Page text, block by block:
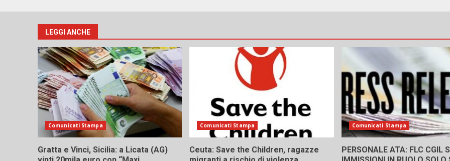
LEGGI ANCHE
Comunicati Stampa
Gratta e Vinci, Sicilia: a Licata (AG)
Comunicati Stampa
Ceuta: Save the Children, ragazze
Comunicati Stampa
PERSONALE ATA: FLC CGIL